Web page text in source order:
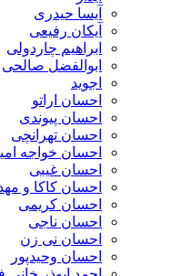
آیسا حیدری
آیکان رفیعی
ابراهیم چاردولی
ابوالفضل صالحی
اجوید
احسان اراتو
احسان پیوندی
احسان تهرانچی
احسان خواجه
احسان غیبی
احسان کاکا و
احسان کریمی
احسان ناجی
احسان نی زن
احسان وحیدپور